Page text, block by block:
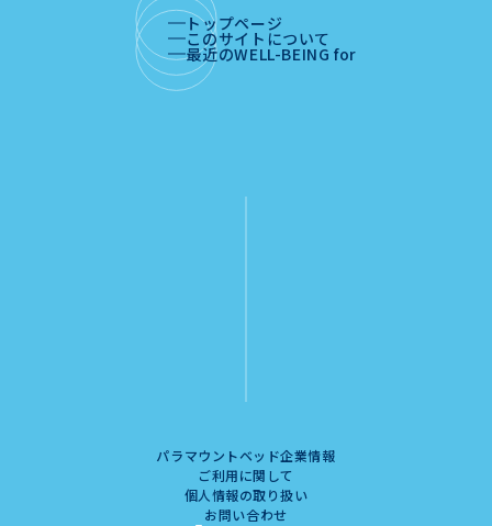
トップページ
このサイトについて
最近のWELL-BEING for
パラマウントベッド企業情報
ご利用に関して
個人情報の取り扱い
お問い合わせ